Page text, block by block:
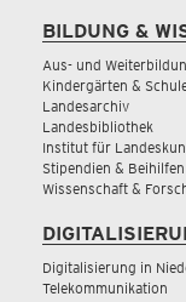
BILDUNG &
Aus- und
Kindergärten &
Landesarchiv
Landesbibliothek
Institut für
Stipendien & Beihilfen
Wissenschaft &
Digitalisierung in
Telekommunikation